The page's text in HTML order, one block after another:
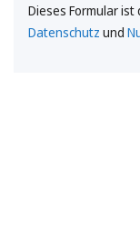
Dieses Formular
Datenschutz und